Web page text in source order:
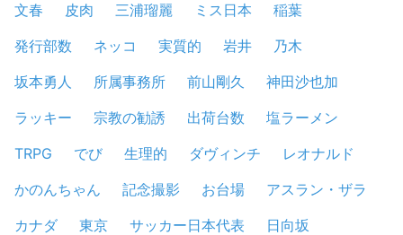
文春
皮肉 三浦瑠麗 ミス日本
稲葉
発行部数
ネッコ 実質的 岩井
乃木
坂本勇人
所属事務所 前山剛久
神田沙也加
ラッキー
宗教の勧誘 出荷台数
塩ラーメン
TRPG
でび 生理的 ダヴィンチ
レオナルド
かのんちゃん
記念撮影 お台場
アスラン・ザラ
カナダ
東京 サッカー日本代表
日向坂